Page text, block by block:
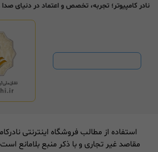
نادر کامپیوتر؛ تجربه، تخصص و اعتماد در دنیای
استفاده از مطالب فروشگاه اینترنتی
مقاصد غیر تجاری و با ذکر منبع بلامانع